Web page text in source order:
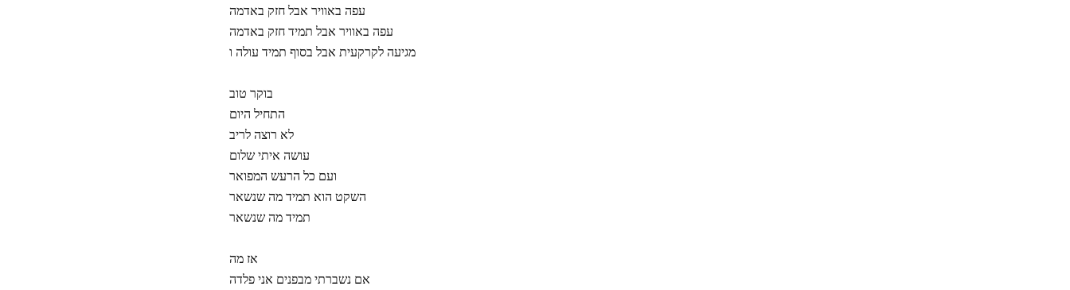
עפה באוויר אבל חזק באדמה
עפה באוויר אבל תמיד חזק באדמה
מגיעה לקרקעית אבל בסוף תמיד עולה ו
בוקר טוב
התחיל היום
לא רוצה לריב
עושה איתי שלום
ועם כל הרעש המפואר
השקט הוא תמיד מה שנשאר
תמיד מה שנשאר
אז מה
אם נשברתי מבפנים אני פלדה